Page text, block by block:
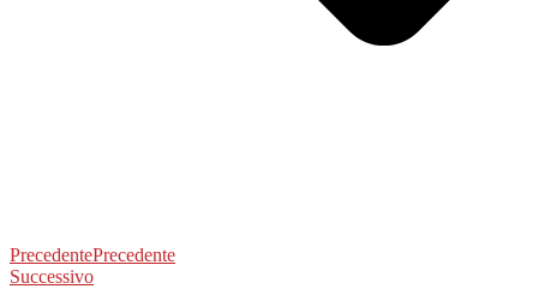
PrecedentePrecedente
Successivo